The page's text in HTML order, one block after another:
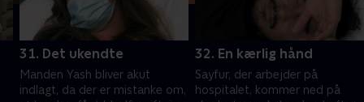
31. Det ukendte
Manden Yash bliver akut
indlagt, da der er mistanke om,
32. En kærlig hånd
Sayfur, der arbejder på
hospitalet, kommer ned på